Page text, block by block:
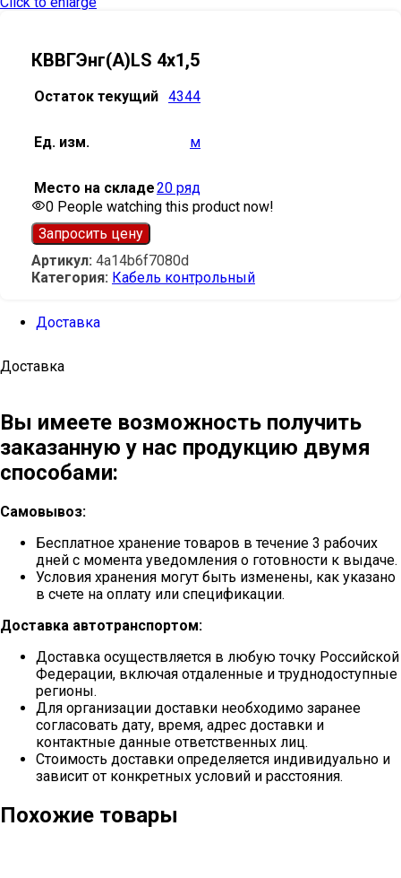
КВВГЭнг(А)LS 4х1,5
Остаток текущий 4344
Ед. изм. м
Место на складе20 ряд
0 People watching this product now!
Запросить цену
Артикул: 4a14b6f7080d
Категория: Кабель контрольный
Доставка
Доставка
Вы имеете возможность получить
заказанную у нас продукцию двумя
способами:
Самовывоз:
Бесплатное хранение товаров в течение 3 рабочих
дней с момента уведомления о готовности к выдаче.
Условия хранения могут быть изменены, как указано
в счете на оплату или спецификации.
Доставка автотранспортом:
Доставка осуществляется в любую точку Российской
Федерации, включая отдаленные и труднодоступные
регионы.
Для организации доставки необходимо заранее
согласовать дату, время, адрес доставки и
контактные данные ответственных лиц.
Стоимость доставки определяется индивидуально и
зависит от конкретных условий и расстояния.
Похожие товары